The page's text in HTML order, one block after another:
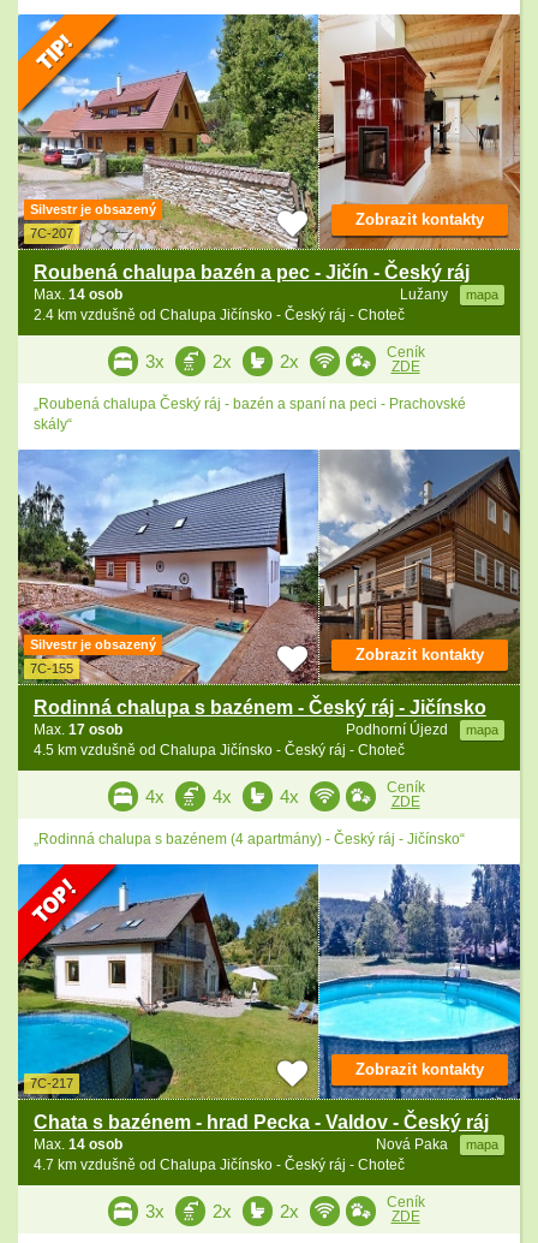
Silvestr je obsazený
7C-207
Roubená chalupa bazén a pec - Jičín - Český ráj
Lužany mapa
Max. 14 osob
2.4 km vzdušně od Chalupa Jičínsko - Český ráj - Choteč
Zobrazit kontakty
3x 2x 2x
Ceník
ZDE
„Roubená chalupa Český ráj - bazén a spaní na peci - Prachovské
skály“
Silvestr je obsazený
7C-155
Rodinná chalupa s bazénem - Český ráj - Jičínsko
Podhorní Újezd mapa
Max. 17 osob
4.5 km vzdušně od Chalupa Jičínsko - Český ráj - Choteč
Zobrazit kontakty
4x 4x 4x
Ceník
ZDE
„Rodinná chalupa s bazénem (4 apartmány) - Český ráj - Jičínsko“
7C-217
Chata s bazénem - hrad Pecka - Valdov - Český ráj
Nová Paka mapa
Max. 14 osob
4.7 km vzdušně od Chalupa Jičínsko - Český ráj - Choteč
Zobrazit kontakty
3x 2x 2x
Ceník
ZDE